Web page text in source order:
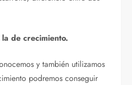
de crecimiento.
y también utilizamos
podremos conseguir